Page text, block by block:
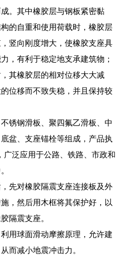
。其中橡胶层与钢板紧密黏
的自重和使用荷载时，橡胶层
竖向刚度增大，使橡胶支座具
，有利于稳定地支承建筑物；
其橡胶层的相对位移大大减
位移而不致失稳，并且保持较
锈钢滑板、聚四氟乙滑板、中
盆、支座锚栓等组成，产品执
泛应用于公路、铁路、市政和
先对橡胶隔震支座连接板及外
，然后用木框将其保护好，以
隔震支座。
用球面滑动摩擦原理，允许建
而减小地震冲击力。